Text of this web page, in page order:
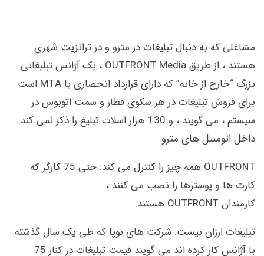
مشاغلی که به دنبال تبلیغات در مترو و در ترانزیت شهری
هستند ، از طریق OUTFRONT Media ، یک آژانس تبلیغاتی
بزرگ “خارج از خانه” که دارای قرارداد انحصاری با MTA است
برای فروش تبلیغات در هر سکوی قطار و سمت اتوبوس در
سیستم ، می گویند ، و 130 هزار اسلات تبلیغ را ذکر نمی کند.
داخل اتومبیل های مترو.
OUTFRONT همه چیز را کنترل می کند. حتی 75 کارگر که
کارت ها و پوسترها را نصب می کنند ،
کارمندان OUTFRONT هستند.
تبلیغات ارزان نیست. شرکت های نوپا که طی یک سال گذشته
با آژانس کار کرده اند می گویند قیمت تبلیغات در کنار 75